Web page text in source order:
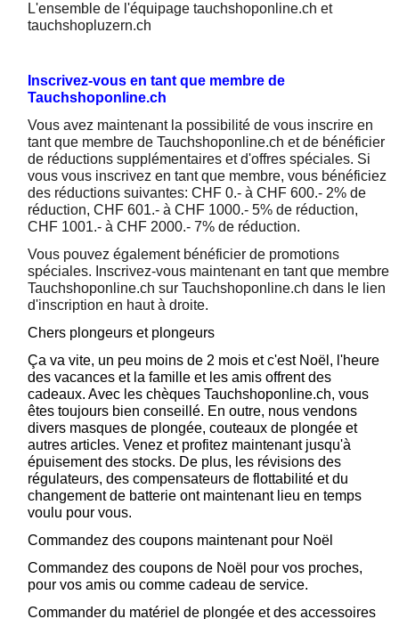
L'ensemble de l'équipage tauchshoponline.ch et
tauchshopluzern.ch
Inscrivez-vous en tant que membre de
Tauchshoponline.ch
Vous avez maintenant la possibilité de vous inscrire en
tant que membre de Tauchshoponline.ch et de bénéficier
de réductions supplémentaires et d'offres spéciales. Si
vous vous inscrivez en tant que membre, vous bénéficiez
des réductions suivantes: CHF 0.- à CHF 600.- 2% de
réduction, CHF 601.- à CHF 1000.- 5% de réduction,
CHF 1001.- à CHF 2000.- 7% de réduction.
Vous pouvez également bénéficier de promotions
spéciales. Inscrivez-vous maintenant en tant que membre
Tauchshoponline.ch sur Tauchshoponline.ch dans le lien
d'inscription en haut à droite.
Chers plongeurs et plongeurs
Ça va vite, un peu moins de 2 mois et c'est Noël, l'heure
des vacances et la famille et les amis offrent des
cadeaux. Avec les chèques Tauchshoponline.ch, vous
êtes toujours bien conseillé. En outre, nous vendons
divers masques de plongée, couteaux de plongée et
autres articles. Venez et profitez maintenant jusqu'à
épuisement des stocks. De plus, les révisions des
régulateurs, des compensateurs de flottabilité et du
changement de batterie ont maintenant lieu en temps
voulu pour vous.
Commandez des coupons maintenant pour Noël
Commandez des coupons de Noël pour vos proches,
pour vos amis ou comme cadeau de service.
Commander du matériel de plongée et des accessoires